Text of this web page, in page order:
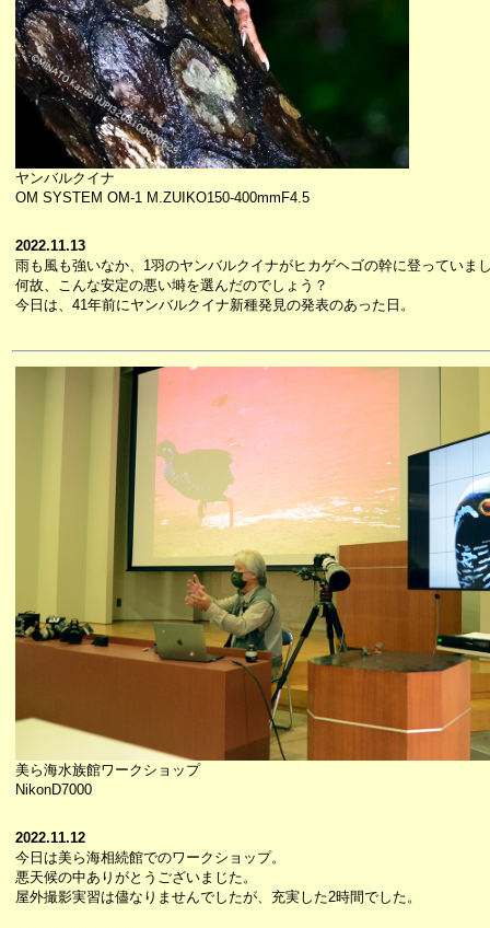
ヤンバルクイナ
OM SYSTEM OM-1 M.ZUIKO150-400mmF4.5
2022.11.13
雨も風も強いなか、1羽のヤンバルクイナがヒカゲヘゴの幹に登っていま
何故、こんな安定の悪い塒を選んだのでしょう？
今日は、41年前にヤンバルクイナ新種発見の発表のあった日。
美ら海水族館ワークショップ
NikonD7000
2022.11.12
今日は美ら海相続館でのワークショップ。
悪天候の中ありがとうございまじた。
屋外撮影実習は儘なりませんでしたが、充実した2時間でした。